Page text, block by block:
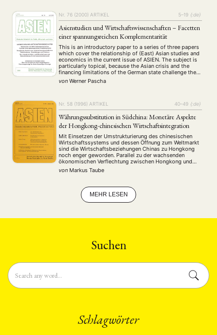
MITGLIEDERBEREICH
ENGLISH
Nr. 76 (2000) ARTIKEL 5–19 {:de}
Asienstudien und Wirtschaftswissenschaften – Facetten
einer spannungsreichen Komplementarität
This is an introductory paper to a series of three papers
which cover the relationship of (East) Asian studies and
economics in the current issue of ASIEN. The subject is
particularly topical, because the Asian crisis and the
financing limitations of the German state challenge the
prospects of Asian studies in Germany. As for
consequences …
von Werner Pascha
Nr. 58 (1996) ARTIKEL 40–49 {:de}
Währungssubstitution in Südchina: Monetäre Aspekte
der Hongkong-chinesischen Wirtschaftsintegration
Mit Einsetzen der Umstrukturierung des chinesischen
Wirtschaftssystems und dessen Öffnung zum Weltmarkt
sind die Wirtschaftsbeziehungen Chinas zu Hongkong
noch enger geworden. Parallel zu der wachsenden
ökonomischen Verflechtung zwischen Hongkong und
China (insbesondere der Provinz Guangdong)
verschwimmen zunehmend auch die Grenzen zwischen
und des chinesischen Renminbis (RMB). Der Aufsatz
untersucht …
von Markus Taube
MEHR LESEN
Suchen
Schlagwörter